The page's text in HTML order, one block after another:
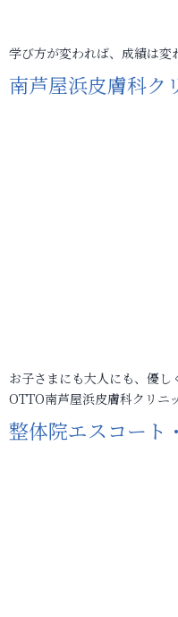
学び方が変われば、成績は変
南芦屋浜皮膚科ク
お子さまにも大人にも、優し
OTTO南芦屋浜皮膚科クリニ
整体院エスコート